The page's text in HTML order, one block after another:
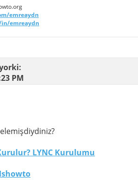
emreaydn
emreaydn
PM
LYNC Kurulumu